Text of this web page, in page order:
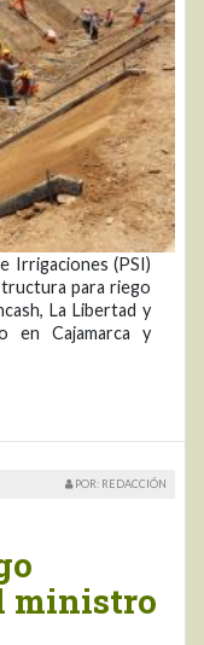
Irrigaciones (PSI)
para riego
La Libertad y
en Cajamarca y
POR: REDACCIÓN
ministro